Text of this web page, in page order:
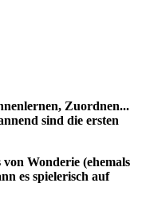
Zuordnen...
sind die ersten
Wonderie (ehemals
es spielerisch auf